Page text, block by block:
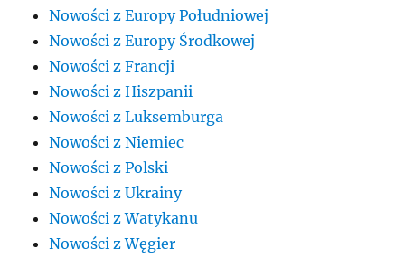
Nowości z Europy Południowej
Nowości z Europy Środkowej
Nowości z Francji
Nowości z Hiszpanii
Nowości z Luksemburga
Nowości z Niemiec
Nowości z Polski
Nowości z Ukrainy
Nowości z Watykanu
Nowości z Węgier